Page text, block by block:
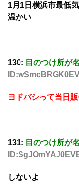
1月1日横浜市最低
温かい
130: 目のつけ所が
ヨドバシって当日
131: 目のつけ所が
しないよ